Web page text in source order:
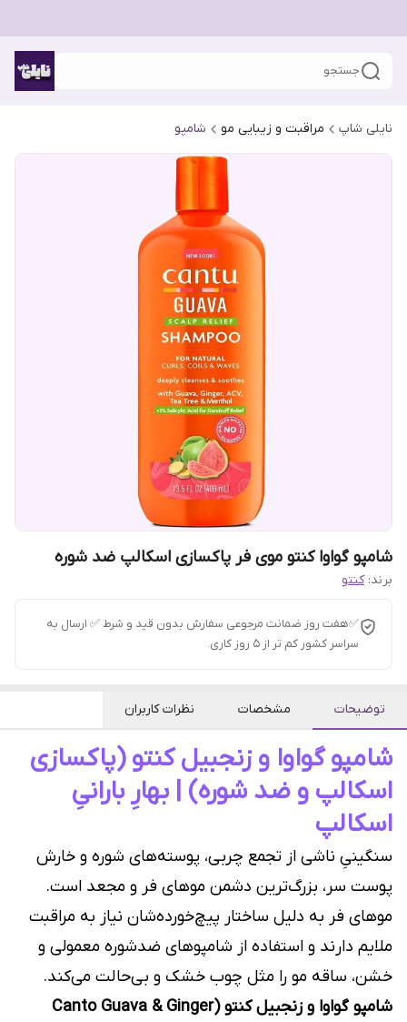
جستجو
نایلی شاپ مراقبت و زیبایی مو شامپو
شامپو گواوا کنتو موی فر پاکسازی اسکالپ ضد شوره
برند: کنتو
✅هفت روز ضمانت مرجوعی سفارش بدون قید و شرط ✅ ارسال به
سراسر کشور کم تر از 5 روز کاری.
توضیحات مشخصات نظرات کاربران
شامپو گواوا و زنجبیل کنتو (پاکسازی
اسکالپ و ضد شوره) | بهارِ بارانیِ
اسکالپ
سنگینیِ ناشی از تجمع چربی، پوسته‌های شوره و خارش
پوست سر، بزرگ‌ترین دشمن موهای فر و مجعد است.
موهای فر به دلیل ساختار پیچ‌خورده‌شان نیاز به مراقبت
ملایم دارند و استفاده از شامپوهای ضدشوره معمولی و
خشن، ساقه مو را مثل چوب خشک و بی‌حالت می‌کند.
شامپو گواوا و زنجبیل کنتو (Canto Guava & Ginger